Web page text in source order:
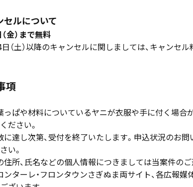
ルについて
金）まで無料
（土）以降のキャンセルに関しましては、キャンセ
項
っぱや材料についているヤニが衣服や手に付く場
ださい。
に達し次第、受付を終了いたします。申込状況のお
い。
住所、氏名などの個人情報につきましては当案件の
ンターレ・フロンタウンさぎぬま両サイト、各広報